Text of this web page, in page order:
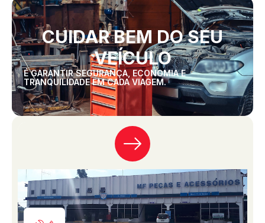
CUIDAR BEM DO SEU
VEÍCULO
É GARANTIR SEGURANÇA, ECONOMIA E
TRANQUILIDADE EM CADA VIAGEM.